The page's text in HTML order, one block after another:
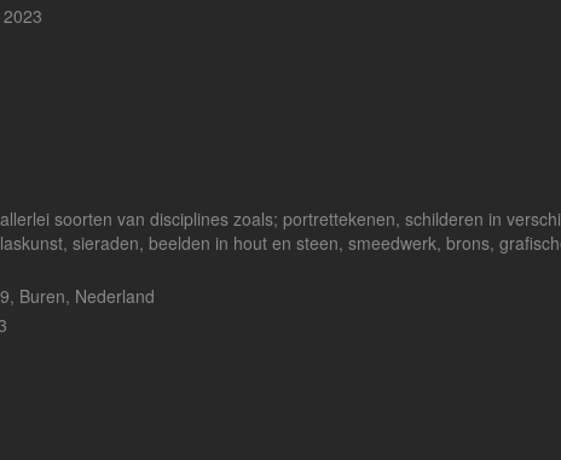
soorten van disciplines zoals; portrettekenen, schilderen in
sieraden, beelden in hout en steen, smeedwerk, brons,
Buren, Nederland